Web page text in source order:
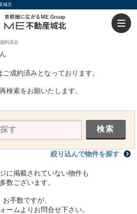
城北
約済み
成約済みとなっております。
検索をお願いたします。
絞り込んで物件を探す
に掲載されていない物件も
多数ございます。
お手数ですが、
ームよりお問合せ下さい。